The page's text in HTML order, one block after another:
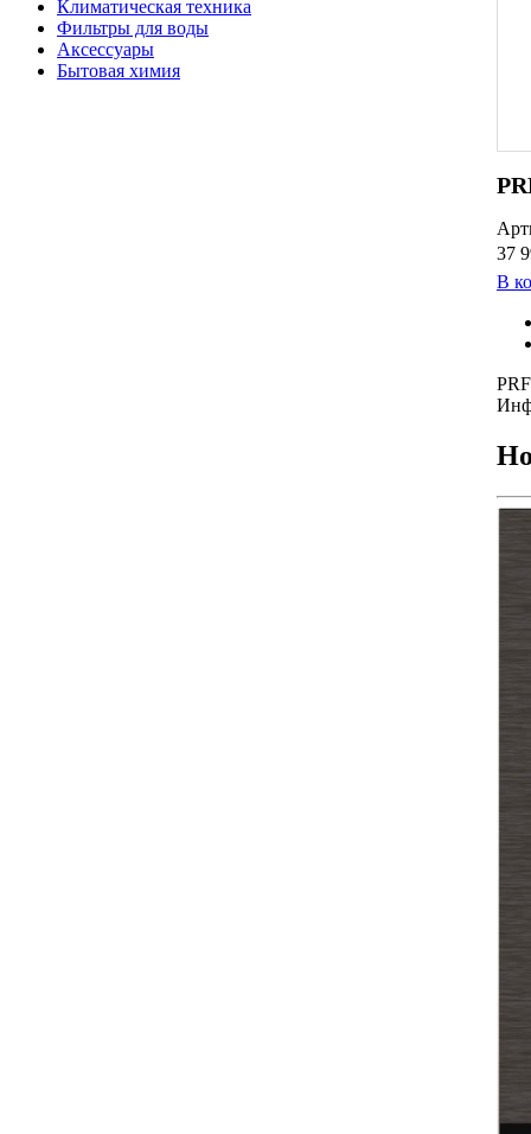
37
В
Климатическая техника
Фильтры для воды
Аксессуары
Бытовая химия